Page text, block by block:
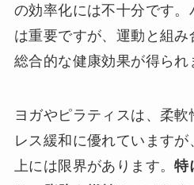
の効率化には不十分です
は重要ですが、運動と組
総合的な健康効果が得られ
ヨガやピラティスは、柔軟
レス緩和に優れています
上には限界があります。特